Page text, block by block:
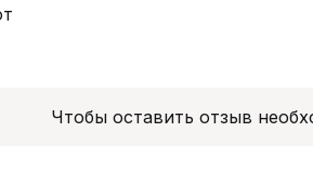
Чтобы оставить отзыв